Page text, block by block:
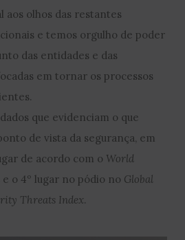
aos olhos das restantes
e temos orgulho de poder
das entidades e das
em tornar os processos
que evidenciam o que
de vista da segurança, em
de acordo com o World
e o 4º lugar no pódio no Global
Threats Index.